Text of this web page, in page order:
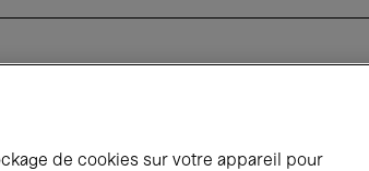
à Bozar
de cookies sur votre appareil pour